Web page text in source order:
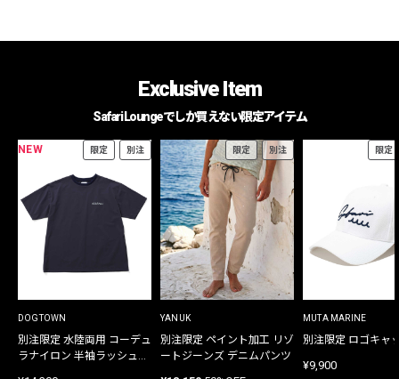
Exclusive Item
Safari Loungeでしか買えない限定アイテム
NEW 限定 別注
DOGTOWN
別注限定 水陸両用 コーデュ
ラナイロン 半袖ラッシュガ
限定 別注
YANUK
別注限定 ペイント加工 リゾ
ートジーンズ デニムパンツ
限定
MUTA MARINE
別注限定 ロゴキャ
¥9,900